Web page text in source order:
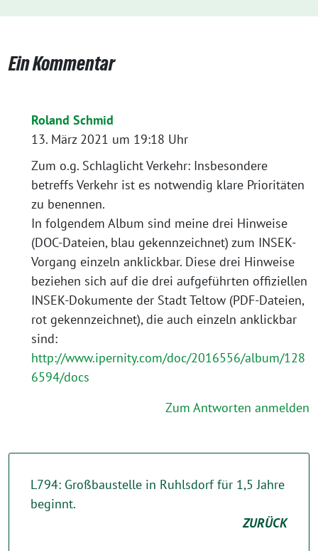
Ein Kommentar
Roland Schmid
13. März 2021 um 19:18 Uhr
Zum o.g. Schlaglicht Verkehr: Insbesondere
betreffs Verkehr ist es notwendig klare Prioritäten
zu benennen.
In folgendem Album sind meine drei Hinweise
(DOC-Dateien, blau gekennzeichnet) zum INSEK-
Vorgang einzeln anklickbar. Diese drei Hinweise
beziehen sich auf die drei aufgeführten offiziellen
INSEK-Dokumente der Stadt Teltow (PDF-Dateien,
rot gekennzeichnet), die auch einzeln anklickbar
sind:
http://www.ipernity.com/doc/2016556/album/128
6594/docs
Zum Antworten anmelden
L794: Großbaustelle in Ruhlsdorf für 1,5 Jahre
beginnt.
ZURÜCK